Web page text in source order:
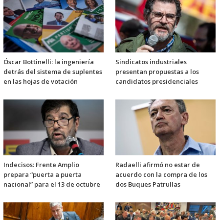
Óscar Bottinelli: la ingeniería
detrás del sistema de suplentes
en las hojas de votación
Sindicatos industriales
presentan propuestas a los
candidatos presidenciales
Indecisos: Frente Amplio
prepara “puerta a puerta
nacional” para el 13 de octubre
Radaelli afirmó no estar de
acuerdo con la compra de los
dos Buques Patrullas